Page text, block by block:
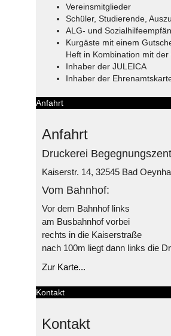
Vereinsmitglieder
Schüler, Studierende,
ALG- und
Kurgäste mit einem
Heft in Kombination mit
Inhaber der JULEICA
Inhaber der
Anfahrt
Anfahrt
Druckerei
Kaiserstr. 14, 32545 Bad
Vom Bahnhof:
Vor dem Bahnhof links
am Busbahnhof vorbei
rechts in die Kaiserstraße
nach 100m liegt dann links die
Zur Karte...
Kontakt
Kontakt